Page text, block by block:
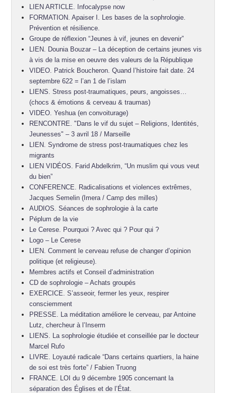
LIEN ARTICLE. Infocalypse now
FORMATION. Apaiser I. Les bases de la sophrologie.
Prévention et résilience.
Groupe de réflexion “Jeunes à vif, jeunes en devenir”
LIEN. Dounia Bouzar – La déception de certains jeunes vis
à vis de la mise en oeuvre des valeurs de la République
VIDEO. Patrick Boucheron. Quand l’histoire fait date. 24
septembre 622 = l’an 1 de l’islam
LIENS. Stress post-traumatiques, peurs, angoisses…
(chocs & émotions & cerveau & traumas)
VIDEO. Yeshua (en convoiturage)
RENCONTRE. "Dans le vif du sujet – Religions, Identités,
Jeunesses" – 3 avril 18 / Marseille
LIEN. Syndrome de stress post-traumatiques chez les
migrants
LIEN VIDÉOS. Farid Abdelkrim, “Un muslim qui vous veut
du bien”
CONFERENCE. Radicalisations et violences extrêmes,
Jacques Semelin (Imera / Camp des milles)
AUDIOS. Séances de sophrologie à la carte
Péplum de la vie
Le Cerese. Pourquoi ? Avec qui ? Pour qui ?
Logo – Le Cerese
LIEN. Comment le cerveau refuse de changer d’opinion
politique (et religieuse).
Membres actifs et Conseil d’administration
CD de sophrologie – Achats groupés
EXERCICE. S’asseoir, fermer les yeux, respirer
consciemment
PRESSE. La méditation améliore le cerveau, par Antoine
Lutz, chercheur à l’Inserm
LIENS. La sophrologie étudiée et conseillée par le docteur
Marcel Rufo
LIVRE. Loyauté radicale “Dans certains quartiers, la haine
de soi est très forte” / Fabien Truong
FRANCE. LOI du 9 décembre 1905 concernant la
séparation des Églises et de l’État.